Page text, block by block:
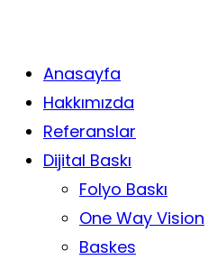
Anasayfa
Hakkımızda
Referanslar
Dijital Baskı
Folyo Baskı
One Way Vision
Baskes